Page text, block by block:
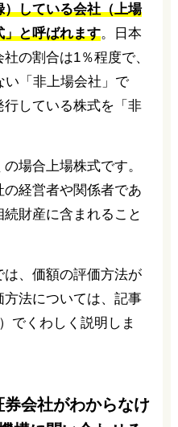
している会社（上場
」と呼ばれます。日本
の割合は1％程度で、
い「非上場会社」で
している株式を「非
場合上場株式です。
経営者や関係者であ
財産に含まれること
は、価額の評価方法が
方法については、記事
でくわしく説明しま
会社がわからなけ